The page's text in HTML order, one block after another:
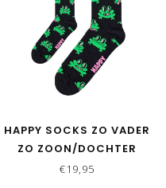
HAPPY SOCKS ZO VADER
ZO ZOON/DOCHTER
SOKKEN KIKKERS
€19,95